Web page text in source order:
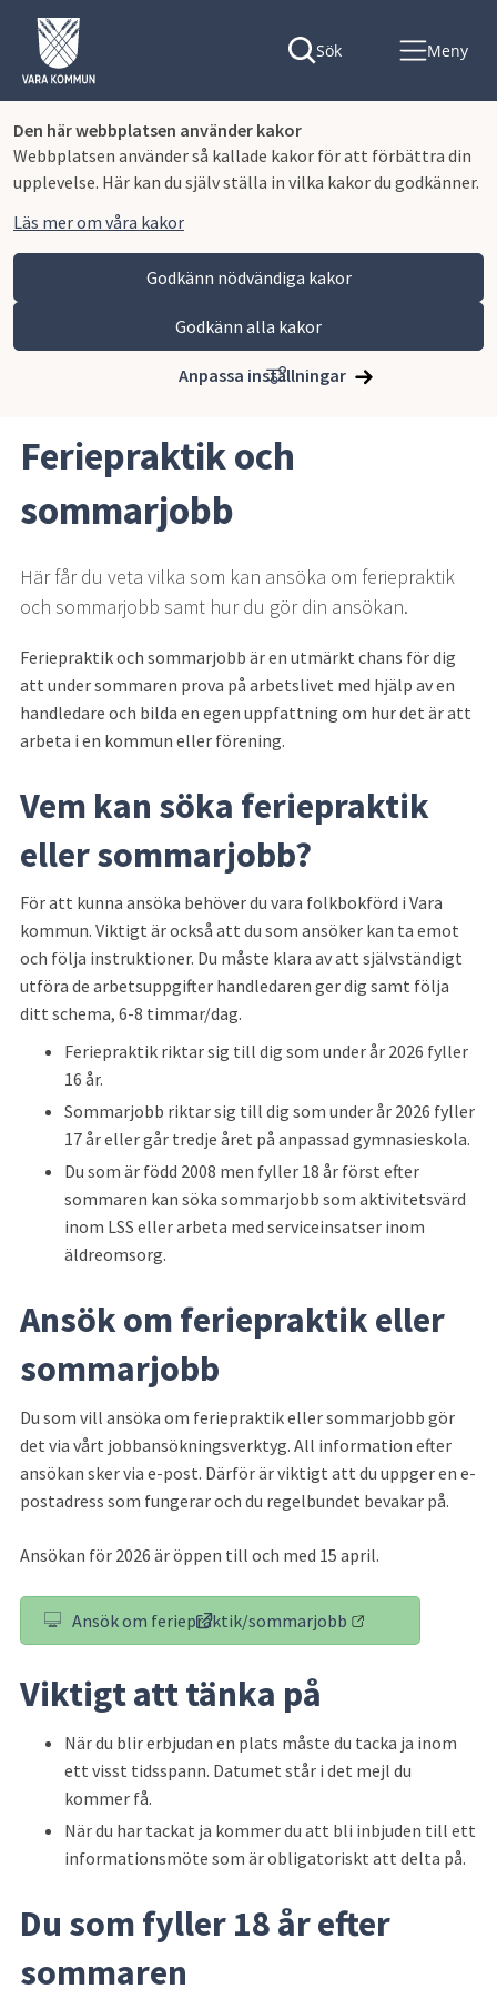
Den här webbplatsen använder kakor
Webbplatsen använder så kallade kakor för att förbättra din
upplevelse. Här kan du själv ställa in vilka kakor du godkänner.
Läs mer om våra kakor
Godkänn nödvändiga kakor
Godkänn alla kakor
Anpassa inställningar
Sök Meny
Vara kommun
Barn och utbildning
Grundskola, anpassad grundskola och fritidshem
Feriepraktik och
sommarjobb
Här får du veta vilka som kan ansöka om feriepraktik
och sommarjobb samt hur du gör din ansökan.
Feriepraktik och sommarjobb är en utmärkt chans för dig
att under sommaren prova på arbetslivet med hjälp av en
handledare och bilda en egen uppfattning om hur det är att
arbeta i en kommun eller förening.
Vem kan söka feriepraktik
eller sommarjobb?
För att kunna ansöka behöver du vara folkbokförd i Vara
kommun. Viktigt är också att du som ansöker kan ta emot
och följa instruktioner. Du måste klara av att självständigt
utföra de arbetsuppgifter handledaren ger dig samt följa
ditt schema, 6-8 timmar/dag.
Feriepraktik riktar sig till dig som under år 2026 fyller
16 år.
Sommarjobb riktar sig till dig som under år 2026 fyller
17 år eller går tredje året på anpassad gymnasieskola.
Du som är född 2008 men fyller 18 år först efter
sommaren kan söka sommarjobb som aktivitetsvärd
inom LSS eller arbeta med serviceinsatser inom
äldreomsorg.
Ansök om feriepraktik eller
sommarjobb
Du som vill ansöka om feriepraktik eller sommarjobb gör
det via vårt jobbansökningsverktyg. All information efter
ansökan sker via e-post. Därför är viktigt att du uppger en e-
postadress som fungerar och du regelbundet bevakar på.
Ansökan för 2026 är öppen till och med 15 april.
Ansök om feriepraktik/sommarjobb
(länk till annan webbplats)
Viktigt att tänka på
När du blir erbjudan en plats måste du tacka ja inom
ett visst tidsspann. Datumet står i det mejl du
kommer få.
När du har tackat ja kommer du att bli inbjuden till ett
informationsmöte som är obligatoriskt att delta på.
Du som fyller 18 år efter
sommaren